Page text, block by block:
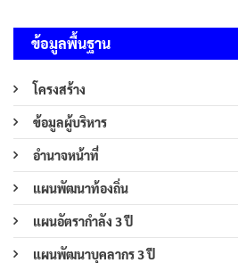
ข้อมูลพื้นฐาน
โครงสร้าง
ข้อมูลผู้บริหาร
อำนาจหน้าที่
แผนพัฒนาท้องถิ่น
แผนอัตรากำลัง 3 ปี
แผนพัฒนาบุคลากร 3 ปี